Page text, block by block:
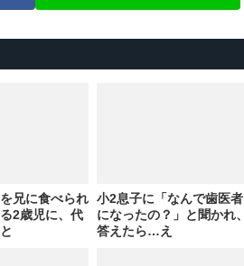
兄に食べられ
2歳児に、代
小2息子に「なんで歯医者
になったの？」と聞かれ、
答えたら…え